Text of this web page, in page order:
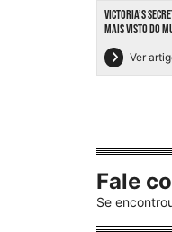
VICTORIA’S
MAIS VISTO DO
Ver
Fale
Se